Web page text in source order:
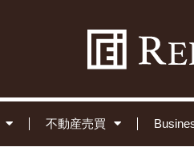
不動産売買